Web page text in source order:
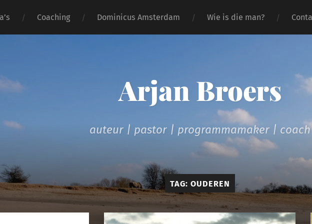
Coaching Dominicus Amsterdam Wie is die man?
Arjan Broers
auteur | pastor | programmamaker | coach
TAG: OUDEREN